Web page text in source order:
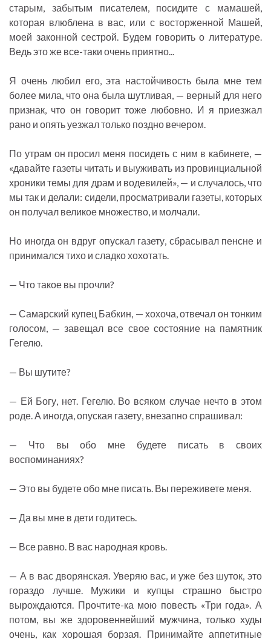
старым, забытым писателем, посидите с мамашей,
которая влюблена в вас, или с восторженной Машей,
моей законной сестрой. Будем говорить о литературе.
Ведь это же все-таки очень приятно...
Я очень любил его, эта настойчивость была мне тем
более мила, что она была шутливая, — верный для него
признак, что он говорит тоже любовно. И я приезжал
рано и опять уезжал только поздно вечером.
По утрам он просил меня посидеть с ним в кабинете, —
«давайте газеты читать и выуживать из провинциальной
хроники темы для драм и водевилей», — и случалось, что
мы так и делали: сидели, просматривали газеты, которых
он получал великое множество, и молчали.
Но иногда он вдруг опускал газету, сбрасывал пенсне и
принимался тихо и сладко хохотать.
— Что такое вы прочли?
— Самарский купец Бабкин, — хохоча, отвечал он тонким
голосом, — завещал все свое состояние на памятник
Гегелю.
— Вы шутите?
— Ей Богу, нет. Гегелю. Во всяком случае нечто в этом
роде. А иногда, опуская газету, внезапно спрашивал:
— Что вы обо мне будете писать в своих
воспоминаниях?
— Это вы будете обо мне писать. Вы переживете меня.
— Да вы мне в дети годитесь.
— Все равно. В вас народная кровь.
— А в вас дворянская. Уверяю вас, и уже без шуток, это
гораздо лучше. Мужики и купцы страшно быстро
вырождаются. Прочтите-ка мою повесть «Три года». А
потом, вы же здоровеннейший мужчина, только худы
очень, как хорошая борзая. Принимайте аппетитные